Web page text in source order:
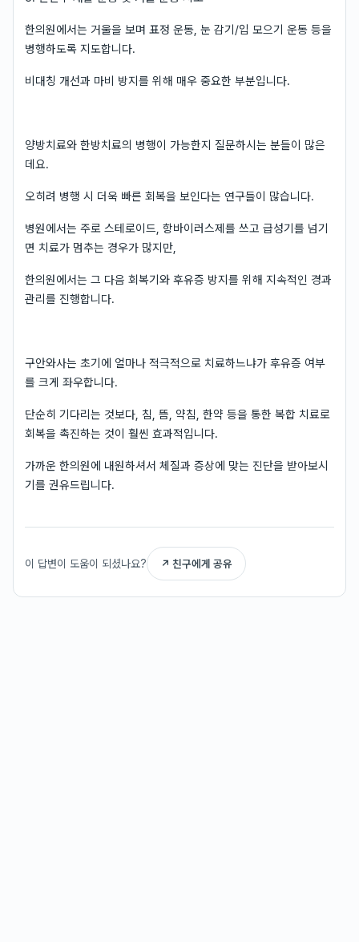
한의원에서는 거울을 보며 표정 운동, 눈 감기/입 모으기 운동 등을
병행하도록 지도합니다.
비대칭 개선과 마비 방지를 위해 매우 중요한 부분입니다.
양방치료와 한방치료의 병행이 가능한지 질문하시는 분들이 많은
데요.
오히려 병행 시 더욱 빠른 회복을 보인다는 연구들이 많습니다.
병원에서는 주로 스테로이드, 항바이러스제를 쓰고 급성기를 넘기
면 치료가 멈추는 경우가 많지만,
한의원에서는 그 다음 회복기와 후유증 방지를 위해 지속적인 경과
관리를 진행합니다.
구안와사는 초기에 얼마나 적극적으로 치료하느냐가 후유증 여부
를 크게 좌우합니다.
단순히 기다리는 것보다, 침, 뜸, 약침, 한약 등을 통한 복합 치료로
회복을 촉진하는 것이 훨씬 효과적입니다.
가까운 한의원에 내원하셔서 체질과 증상에 맞는 진단을 받아보시
기를 권유드립니다.
이 답변이 도움이 되셨나요? ↗ 친구에게 공유